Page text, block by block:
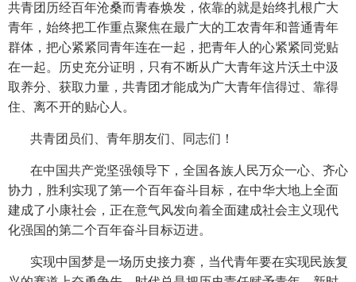
共青团历经百年沧桑而青春焕发，依靠的就是始终扎根广大
青年，始终把工作重点聚焦在最广大的工农青年和普通青年
群体，把心紧紧同青年连在一起，把青年人的心紧紧同党贴
在一起。历史充分证明，只有不断从广大青年这片沃土中汲
取养分、获取力量，共青团才能成为广大青年信得过、靠得
住、离不开的贴心人。
共青团员们、青年朋友们、同志们！
在中国共产党坚强领导下，全国各族人民万众一心、齐心
协力，胜利实现了第一个百年奋斗目标，在中华大地上全面
建成了小康社会，正在意气风发向着全面建成社会主义现代
化强国的第二个百年奋斗目标迈进。
实现中国梦是一场历史接力赛，当代青年要在实现民族复